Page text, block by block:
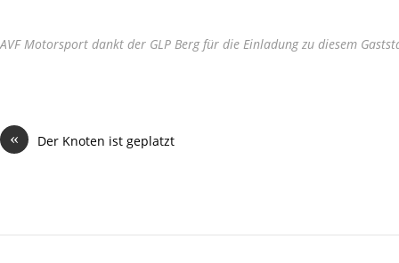
AVF Motorsport dankt der GLP Berg für die Einladung zu diesem
« Der Knoten ist geplatzt